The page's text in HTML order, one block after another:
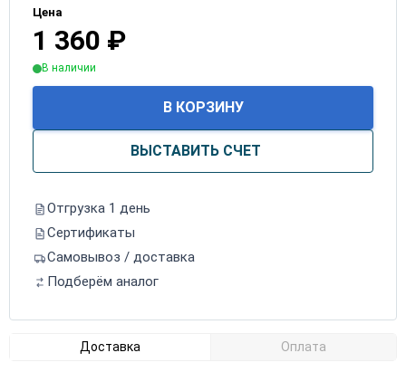
Цена
1 360 ₽
В наличии
В КОРЗИНУ
ВЫСТАВИТЬ СЧЕТ
Отгрузка 1 день
Сертификаты
Самовывоз / доставка
Подберём аналог
Доставка Оплата